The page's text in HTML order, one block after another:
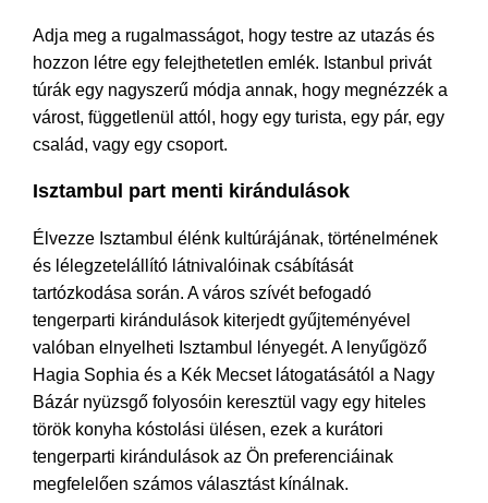
Adja meg a rugalmasságot, hogy testre az utazás és
hozzon létre egy felejthetetlen emlék. Istanbul privát
túrák egy nagyszerű módja annak, hogy megnézzék a
várost, függetlenül attól, hogy egy turista, egy pár, egy
család, vagy egy csoport.
Isztambul part menti kirándulások
Élvezze Isztambul élénk kultúrájának, történelmének
és lélegzetelállító látnivalóinak csábítását
tartózkodása során. A város szívét befogadó
tengerparti kirándulások kiterjedt gyűjteményével
valóban elnyelheti Isztambul lényegét. A lenyűgöző
Hagia Sophia és a Kék Mecset látogatásától a Nagy
Bázár nyüzsgő folyosóin keresztül vagy egy hiteles
török konyha kóstolási ülésen, ezek a kurátori
tengerparti kirándulások az Ön preferenciáinak
megfelelően számos választást kínálnak.